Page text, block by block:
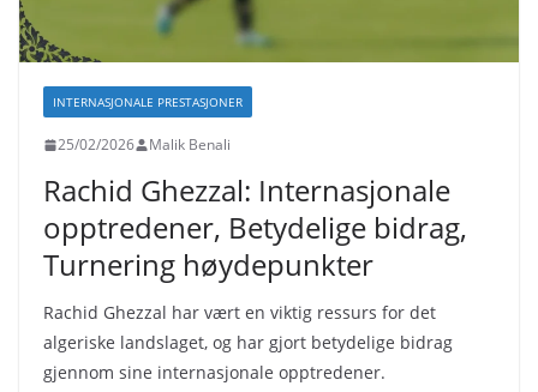
INTERNASJONALE PRESTASJONER
25/02/2026 Malik Benali
Rachid Ghezzal: Internasjonale
opptredener, Betydelige bidrag,
Turnering høydepunkter
Rachid Ghezzal har vært en viktig ressurs for det
algeriske landslaget, og har gjort betydelige bidrag
gjennom sine internasjonale opptredener.